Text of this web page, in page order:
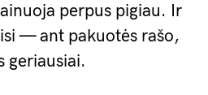
perpus pigiau. Ir
— ant pakuotės rašo,
geriausiai.